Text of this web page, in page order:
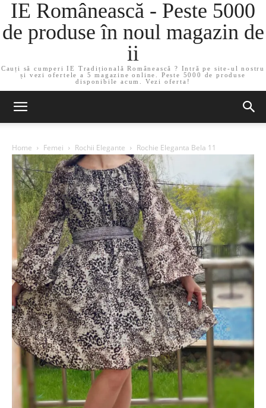
IE Românească - Peste 5000
de produse în noul magazin de
ii
Cauți să cumperi IE Tradițională Românească ? Intră pe site-ul nostru
și vezi ofertele a 5 magazine online. Peste 5000 de produse
disponibile acum. Vezi oferta!
Home Femei Rochii Elegante Rochie Eleganta Bela 11